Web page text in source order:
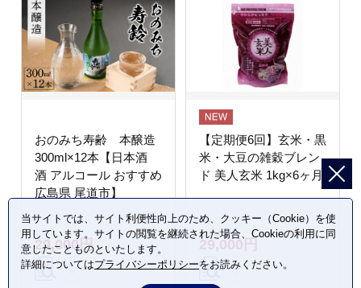
おのみち寿齢 本醸造
300ml×12本【日本酒
酒 アルコール おすすめ
広島県 尾道市】
29,000円
【定期便6回】玄米・黒
米・大豆の雑穀ブレン
ド 美人玄米 1kg×6ヶ月
29,000円
当サイトでは、サイト利便性向上のため、クッキー（Cookie）を使
用しています。サイトの閲覧を継続された場合、Cookieの利用に同
意したことものといたします。
詳細についてはプライバシーポリシーをお読みください。